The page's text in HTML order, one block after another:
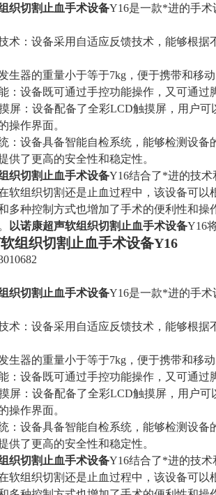
织切割止血手术设备Y16是一款*进的手术
术：设备采用自适应反馈技术，能够根
生器的重量小于等于7kg，便于携带和移动
：设备既可通过手控功能操作，又可通过
屏：设备配备了全彩LCD触摸屏，用户
操作界面。
：设备具备智能自检系统，能够检测设
供了更高的安全性和稳定性。
织切割止血手术设备Y16结合了*进的技
软组织切割还是止血过程中，该设备可
多种控制方式也增加了手术的便利性和
以诺康超声软组织切割止血手术设备Y16
组织切割止血手术设备Y16
织切割止血手术设备Y16是一款*进的手术
术：设备采用自适应反馈技术，能够根
生器的重量小于等于7kg，便于携带和移动
：设备既可通过手控功能操作，又可通过
屏：设备配备了全彩LCD触摸屏，用户
操作界面。
：设备具备智能自检系统，能够检测设
供了更高的安全性和稳定性。
织切割止血手术设备Y16结合了*进的技
软组织切割还是止血过程中，该设备可